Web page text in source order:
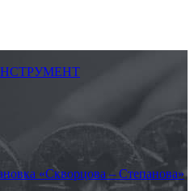
«Скворцова – Степанова»